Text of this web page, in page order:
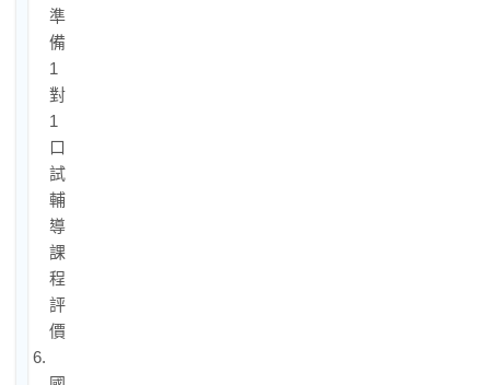
準
備：
1
對
1
口
試
輔
導
課
程
評
價
6.